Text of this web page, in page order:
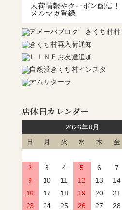
入荷情報やクーポン配信！
メルマガ登録
店休日カレンダー
2026年8月
日
月 火 水 木 金
2
3 4 5 6 7
9
10 11 12 13 14
16
17 18 19 20 21
23
24 25 26 27 28